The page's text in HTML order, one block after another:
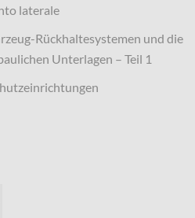
laterale
Rückhaltesystemen und die
Unterlagen – Teil 1